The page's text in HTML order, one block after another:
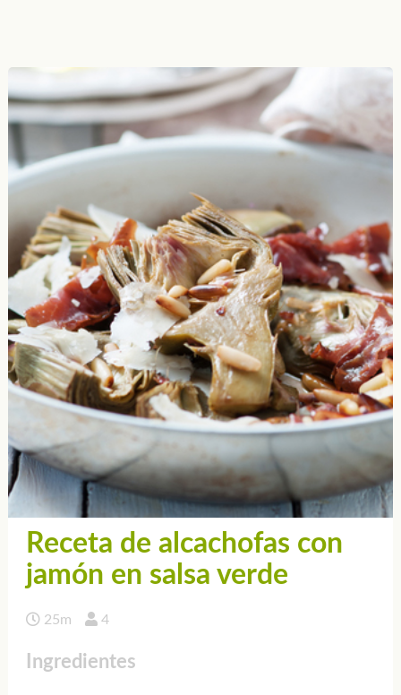
Receta de alcachofas con
jamón en salsa verde
25m 4
Ingredientes